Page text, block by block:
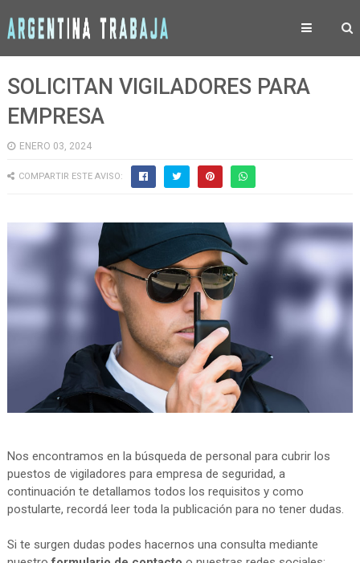
SOLICITAN VIGILADORES PARA
EMPRESA
ENERO 03, 2024
COMPARTIR ESTE AVISO:
Nos encontramos en la búsqueda de personal para cubrir los
puestos de vigiladores para empresa de seguridad, a
continuación te detallamos todos los requisitos y como
postularte, recordá leer toda la publicación para no tener dudas.
Si te surgen dudas podes hacernos una consulta mediante